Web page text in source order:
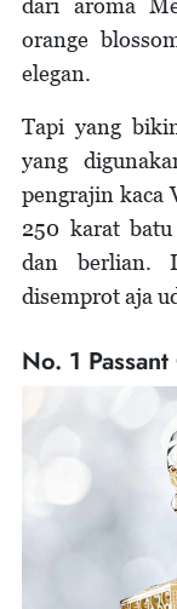
dari aroma
orange
elegan.
Tapi yang
yang
pengrajin kaca
250 karat
dan berlian.
disemprot aja
No. 1